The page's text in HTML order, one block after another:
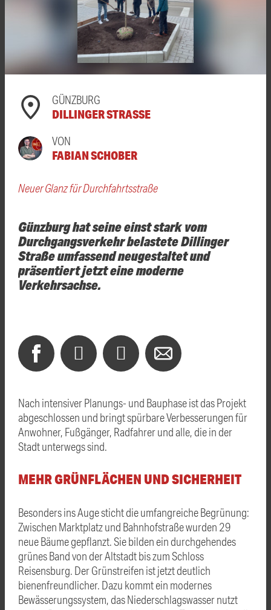
GÜNZBURG
DILLINGER STRASSE
VON
FABIAN SCHOBER
Neuer Glanz für Durchfahrtsstraße
Günzburg hat seine einst stark vom
Durchgangsverkehr belastete Dillinger
Straße umfassend neugestaltet und
präsentiert jetzt eine moderne
Verkehrsachse.
Nach intensiver Planungs- und Bauphase ist das Projekt
abgeschlossen und bringt spürbare Verbesserungen für
Anwohner, Fußgänger, Radfahrer und alle, die in der
Stadt unterwegs sind.
MEHR GRÜNFLÄCHEN UND SICHERHEIT
Besonders ins Auge sticht die umfangreiche Begrünung:
Zwischen Marktplatz und Bahnhofstraße wurden 29
neue Bäume gepflanzt. Sie bilden ein durchgehendes
grünes Band von der Altstadt bis zum Schloss
Reisensburg. Der Grünstreifen ist jetzt deutlich
bienenfreundlicher. Dazu kommt ein modernes
Bewässerungssystem, das Niederschlagswasser nutzt